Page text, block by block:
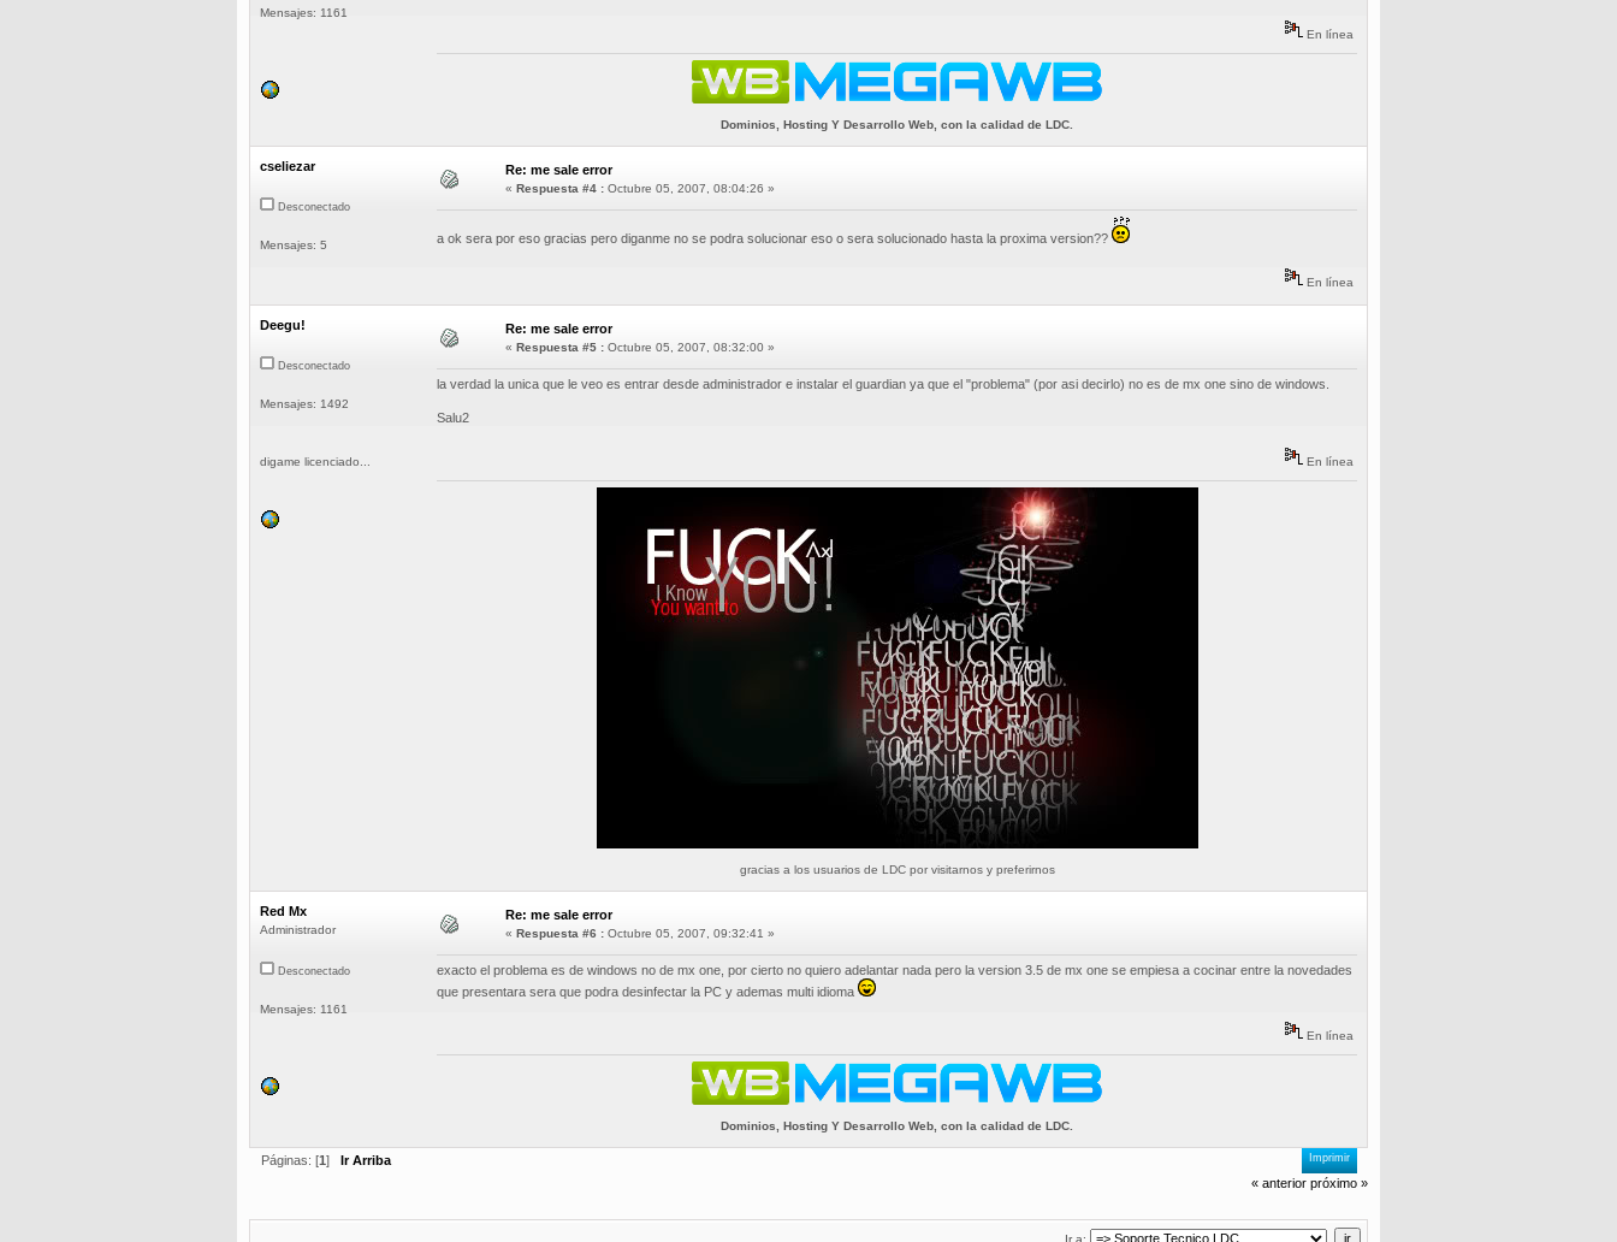
Mensajes: 1161
En línea
Dominios, Hosting Y Desarrollo Web, con la calidad de LDC.
cseliezar
Desconectado
Mensajes: 5
Re: me sale error
« Respuesta #4 : Octubre 05, 2007, 08:04:26 »
a ok sera por eso gracias pero diganme no se podra solucionar eso o sera solucionado hasta la proxima version??
En línea
Deegu!
Desconectado
Mensajes: 1492
digame licenciado...
Re: me sale error
« Respuesta #5 : Octubre 05, 2007, 08:32:00 »
la verdad la unica que le veo es entrar desde administrador e instalar el guardian ya que el "problema" (por asi decirlo) no es de mx one sino de windows.
Salu2
En línea
gracias a los usuarios de LDC por visitarnos y preferirnos
Red Mx
Administrador
Desconectado
Mensajes: 1161
Re: me sale error
« Respuesta #6 : Octubre 05, 2007, 09:32:41 »
exacto el problema es de windows no de mx one, por cierto no quiero adelantar nada pero la version 3.5 de mx one se empiesa a cocinar entre la novedades
que presentara sera que podra desinfectar la PC y ademas multi idioma
En línea
Dominios, Hosting Y Desarrollo Web, con la calidad de LDC.
Páginas: [1 ] Ir Arriba Imprimir
« anterior próximo »
Ir a: